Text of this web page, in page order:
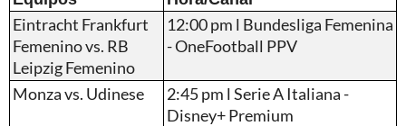
Eintracht Frankfurt
Femenino vs. RB
Leipzig Femenino
12:00 pm l Bundesliga Femenina
- OneFootball PPV
Monza vs. Udinese
2:45 pm l Serie A Italiana -
Disney+ Premium